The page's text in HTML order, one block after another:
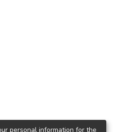
personal information for the